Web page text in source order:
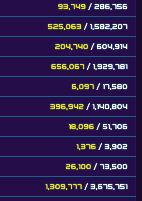
93,749 / 286,756
525,063 / 1,582,207
204,740 / 604,914
656,067 / 1,929,781
6,097 / 17,580
396,942 / 1,140,804
18,096 / 51,706
1,376 / 3,902
26,100 / 73,500
1,309,777 / 3,675,751